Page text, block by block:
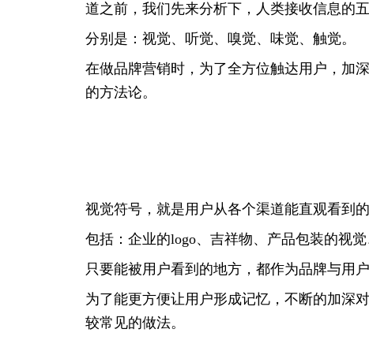
道之前，我们先来分析下，人类接收信息的
分别是：视觉、听觉、嗅觉、味觉、触觉。
在做品牌营销时，为了全方位触达用户，加
的方法论。
视觉符号，就是用户从各个渠道能直观看到
包括：企业的logo、吉祥物、产品包装的视
只要能被用户看到的地方，都作为品牌与用户
为了能更方便让用户形成记忆，不断的加深
较常见的做法。